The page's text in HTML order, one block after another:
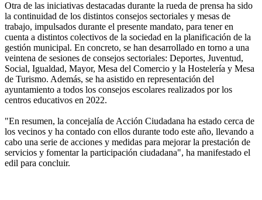
Otra de las iniciativas destacadas durante la rueda de prensa ha sido
la continuidad de los distintos consejos sectoriales y mesas de
trabajo, impulsados durante el presente mandato, para tener en
cuenta a distintos colectivos de la sociedad en la planificación de la
gestión municipal. En concreto, se han desarrollado en torno a una
veintena de sesiones de consejos sectoriales: Deportes, Juventud,
Social, Igualdad, Mayor, Mesa del Comercio y la Hostelería y Mesa
de Turismo. Además, se ha asistido en representación del
ayuntamiento a todos los consejos escolares realizados por los
centros educativos en 2022.
"En resumen, la concejalía de Acción Ciudadana ha estado cerca de
los vecinos y ha contado con ellos durante todo este año, llevando a
cabo una serie de acciones y medidas para mejorar la prestación de
servicios y fomentar la participación ciudadana", ha manifestado el
edil para concluir.